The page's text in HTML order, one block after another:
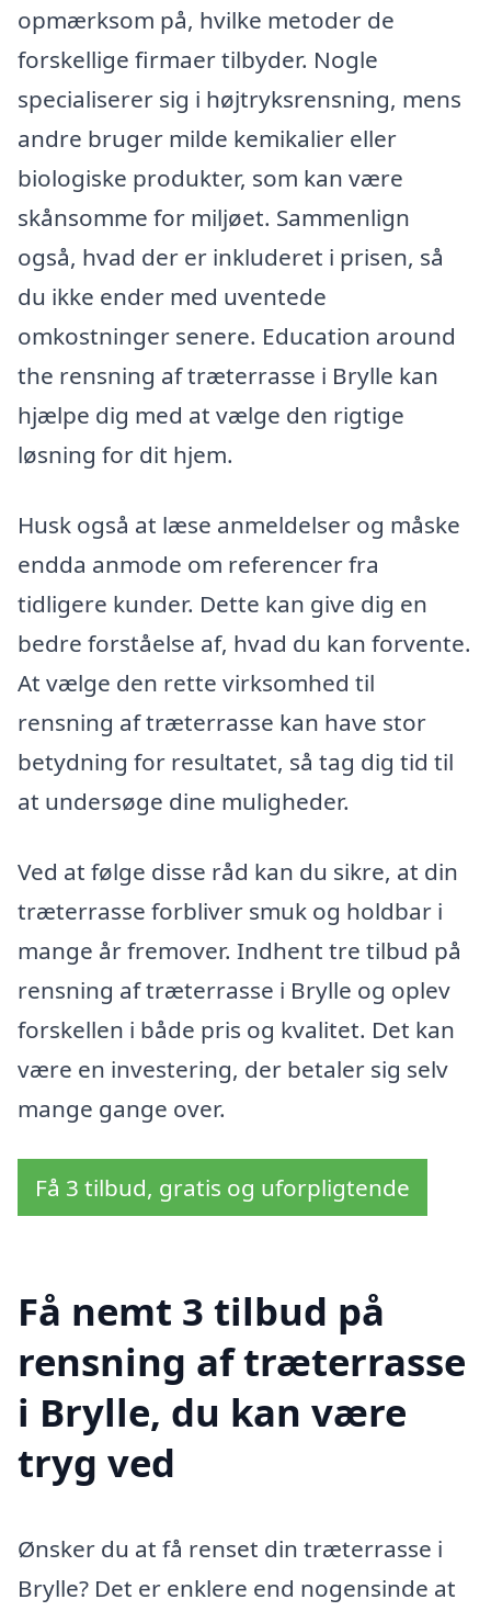
opmærksom på, hvilke metoder de
forskellige firmaer tilbyder. Nogle
specialiserer sig i højtryksrensning, mens
andre bruger milde kemikalier eller
biologiske produkter, som kan være
skånsomme for miljøet. Sammenlign
også, hvad der er inkluderet i prisen, så
du ikke ender med uventede
omkostninger senere. Education around
the rensning af træterrasse i Brylle kan
hjælpe dig med at vælge den rigtige
løsning for dit hjem.
Husk også at læse anmeldelser og måske
endda anmode om referencer fra
tidligere kunder. Dette kan give dig en
bedre forståelse af, hvad du kan forvente.
At vælge den rette virksomhed til
rensning af træterrasse kan have stor
betydning for resultatet, så tag dig tid til
at undersøge dine muligheder.
Ved at følge disse råd kan du sikre, at din
træterrasse forbliver smuk og holdbar i
mange år fremover. Indhent tre tilbud på
rensning af træterrasse i Brylle og oplev
forskellen i både pris og kvalitet. Det kan
være en investering, der betaler sig selv
mange gange over.
Få 3 tilbud, gratis og uforpligtende
Få nemt 3 tilbud på
rensning af træterrasse
i Brylle, du kan være
tryg ved
Ønsker du at få renset din træterrasse i
Brylle? Det er enklere end nogensinde at